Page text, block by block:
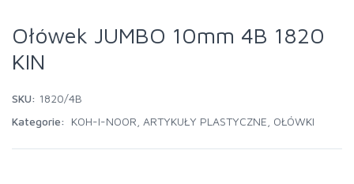
Ołówek JUMBO 10mm 4B 1820
KIN
SKU: 1820/4B
Kategorie:
KOH-I-NOOR ARTYKUŁY PLASTYCZNE OŁÓWKI